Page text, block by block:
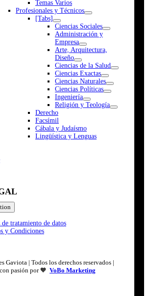
Temas Varios
Profesionales y Técnicos
[Tabs]
Ciencias Sociales
Administración y
Empresa
Arte, Arquitectura,
Diseño
Ciencias de la Salud
Ciencias Exactas
Ciencias Naturales
Ciencias Políticas
Ingeniería
Religión y Teología
Derecho
Facsímil
Cábala y Judaísmo
Lingüística y Lenguas
tratamiento de datos
y Condiciones
Gaviota | Todos los derechos reservados |
pasión por 🧡 VoBo Marketing